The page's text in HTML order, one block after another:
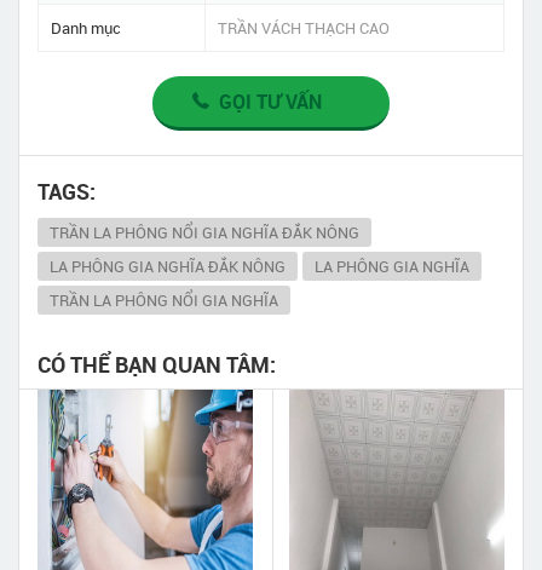
Danh mục TRẦN VÁCH THẠCH CAO
GỌI TƯ VẤN
TAGS:
TRẦN LA PHÔNG NỔI GIA NGHĨA ĐẮK NÔNG
LA PHÔNG GIA NGHĨA ĐẮK NÔNG
LA PHÔNG GIA NGHĨA
TRẦN LA PHÔNG NỔI GIA NGHĨA
CÓ THỂ BẠN QUAN TÂM: